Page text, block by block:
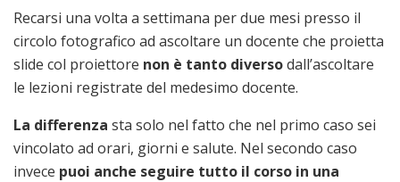
Recarsi una volta a settimana per due mesi presso il
circolo fotografico ad ascoltare un docente che proietta
slide col proiettore non è tanto diversodall’ascoltare
le lezioni registrate del medesimo docente.
La differenza sta solo nel fatto che nel primo caso sei
vincolato ad orari, giorni e salute. Nel secondo caso
invece puoi anche seguire tutto il corso in una